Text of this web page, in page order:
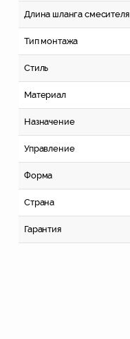
Длина шланга смесителя
Тип монтажа
Стиль
Материал
Назначение
Управление
Форма
Страна
Гарантия